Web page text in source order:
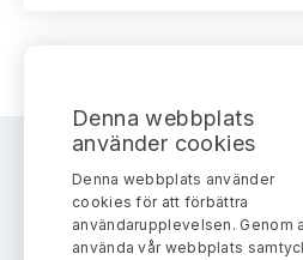
Ledamöter
Huvudmän
Uttalanden sorterade ämnesvis
Sök uttalanden
Avgifter
Bildarkiv
Kontakt angående
Kontakt administrativa ärenden
AKTIEMARKNADSNÄMNDEN
Address: Box 7354, 103
Denna webbplats
använder cookies
Denna webbplats använder
cookies för att förbättra
användarupplevelsen. Genom
använda vår webbplats